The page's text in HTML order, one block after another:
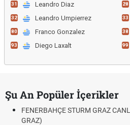
31 Leandro Diaz
32 Leandro Umpierrez
80 Franco Gonzalez
93 Diego Laxalt
28
33
38
99
Şu An Popüler İçerikler
FENERBAHÇE STURM GRAZ
GRAZ)